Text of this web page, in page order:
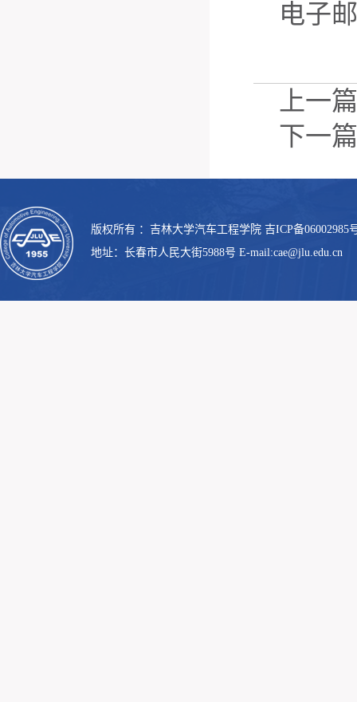
电子
上一
下一
版权所有 ：吉林大学汽车工程学院 吉ICP备06002985
地址：长春市人民大街5988号 E-mail:cae@jlu.edu.cn